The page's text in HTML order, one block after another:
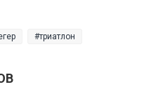
триатлон